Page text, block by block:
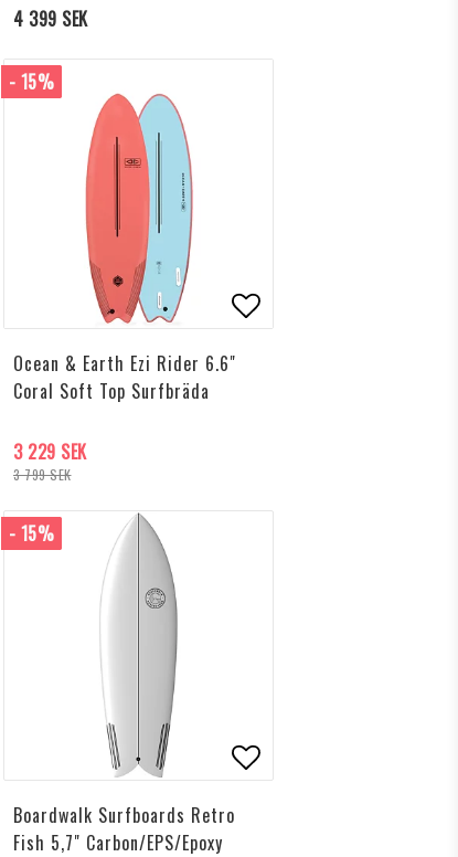
4 399 SEK
till i favoritlistan
- 15%
Lägg till i
Ocean & Earth Ezi Rider 6.6"
Coral Soft Top Surfbräda
3 799 SEK
3 229 SEK
till i favoritlistan
- 15%
Boardwalk Surfboards Retro
Fish 5,7" Carbon/EPS/Epoxy